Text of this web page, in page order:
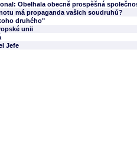
Obelhala obecně prospěšná
má propaganda vašich soudruhů?
druhého"
unii
Jefe